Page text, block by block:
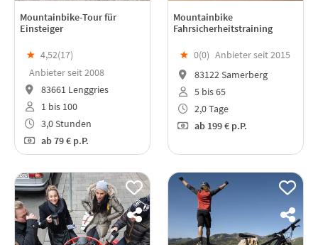
Mountainbike-Tour für
Einsteiger
★ 4,52(17)
Anbieter seit 2008
83661 Lenggries
1 bis 100
3,0 Stunden
ab79 € p.P.
Mountainbike
Fahrsicherheitstraining
★ 0(0) Anbieter seit 2015
83122 Samerberg
5 bis 65
2,0 Tage
ab199 € p.P.